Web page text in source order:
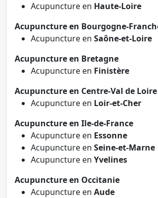
Acupuncture en Haute-Loire
Acupuncture en Bourgogne-
Acupuncture en Saône-et-Loire
Acupuncture en Bretagne
Acupuncture en Finistère
Acupuncture en Centre-Val de Loire
Acupuncture en Loir-et-Cher
Acupuncture en Ile-de-France
Acupuncture en Essonne
Acupuncture en Seine-et-Marne
Acupuncture en Yvelines
Acupuncture en Occitanie
Acupuncture en Aude